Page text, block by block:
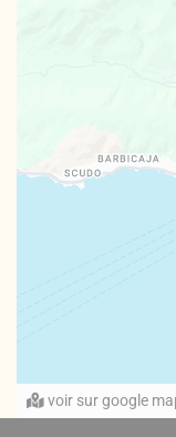
voir sur google